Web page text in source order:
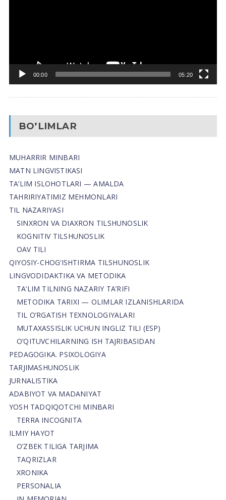
00:00 05:20
BO’LIMLAR
MUHARRIR MINBARI
MATN LINGVISTIKASI
TA’LIM ISLOHOTLARI — AMALDA
TAHRIRIYATIMIZ MEHMONLARI
TIL NAZARIYASI
SINXRON VA DIAXRON TILSHUNOSLIK
KOGNITIV TILSHUNOSLIK
OAV TILI
QIYOSIY-CHOG‘ISHTIRMA TILSHUNOSLIK
LINGVODIDAKTIKA VA METODIKA
TA’LIM TILNING NAZARIY TA’RIFI
METODIKA TARIXI — OLIMLAR IZLANISHLARIDA
TIL O’RGATISH TEXNOLOGIYALARI
MUTAXASSISLIK UCHUN INGLIZ TILI (ESP)
O’QITUVCHILARNING ISH TAJRIBASIDAN
PEDAGOGIKA. PSIXOLOGIYA
TARJIMASHUNOSLIK
JURNALISTIKA
ADABIYOT VA MADANIYAT
YOSH TADQIQOTCHI MINBARI
TERRA INCOGNITA
ILMIY HAYOT
O’ZBEK TILIGA TARJIMA
TAQRIZLAR
XRONIKA
PERSONALIA